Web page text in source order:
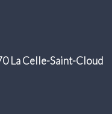
La Celle-Saint-Cloud